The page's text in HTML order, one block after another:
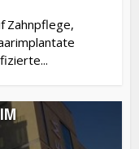
Zahnpflege,